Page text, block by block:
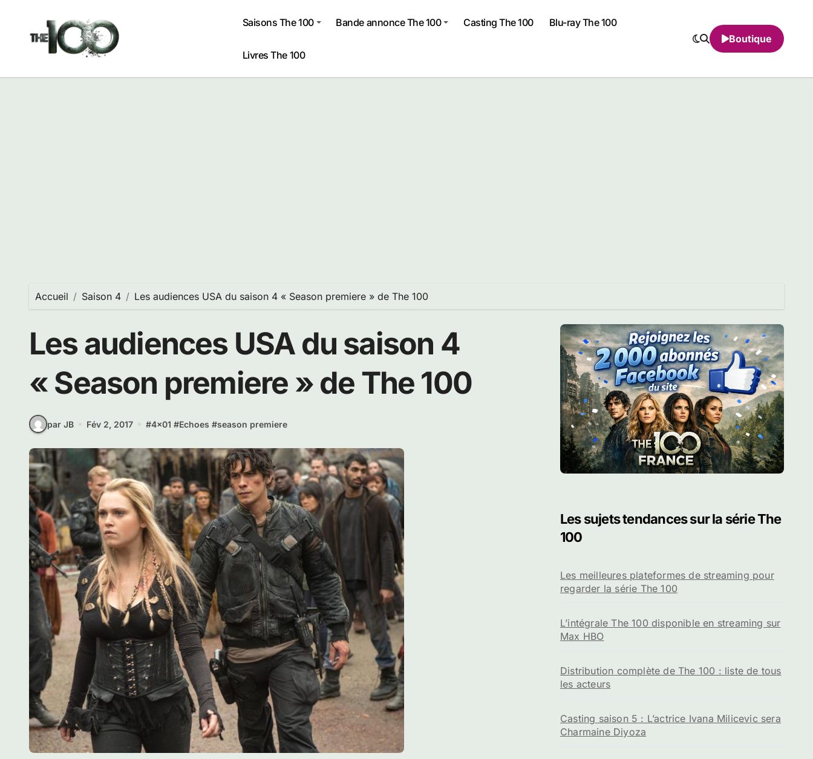
contenu
Saisons The 100 Bande annonce The 100 Casting The 100 Blu-ray The 100
Livres The 100
Boutique
Accueil Saison 4 Les audiences USA du saison 4 « Season premiere » de The 100
Les audiences USA du saison 4
« Season premiere » de The 100
par JB Fév 2, 2017 #4x01 #Echoes #season premiere
Les sujets tendances sur la série The
100
Les meilleures plateformes de streaming pour
regarder la série The 100
L’intégrale The 100 disponible en streaming sur
Max HBO
Distribution complète de The 100 : liste de tous
les acteurs
Casting saison 5 : L’actrice Ivana Milicevic sera
Charmaine Diyoza